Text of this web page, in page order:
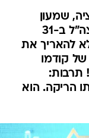
שמעון
אלקבץ ייפרד מתפקיד מפקד גלי צה"ל ב-31
להאריך את
קודמו
תרבות:
הריקה. הוא